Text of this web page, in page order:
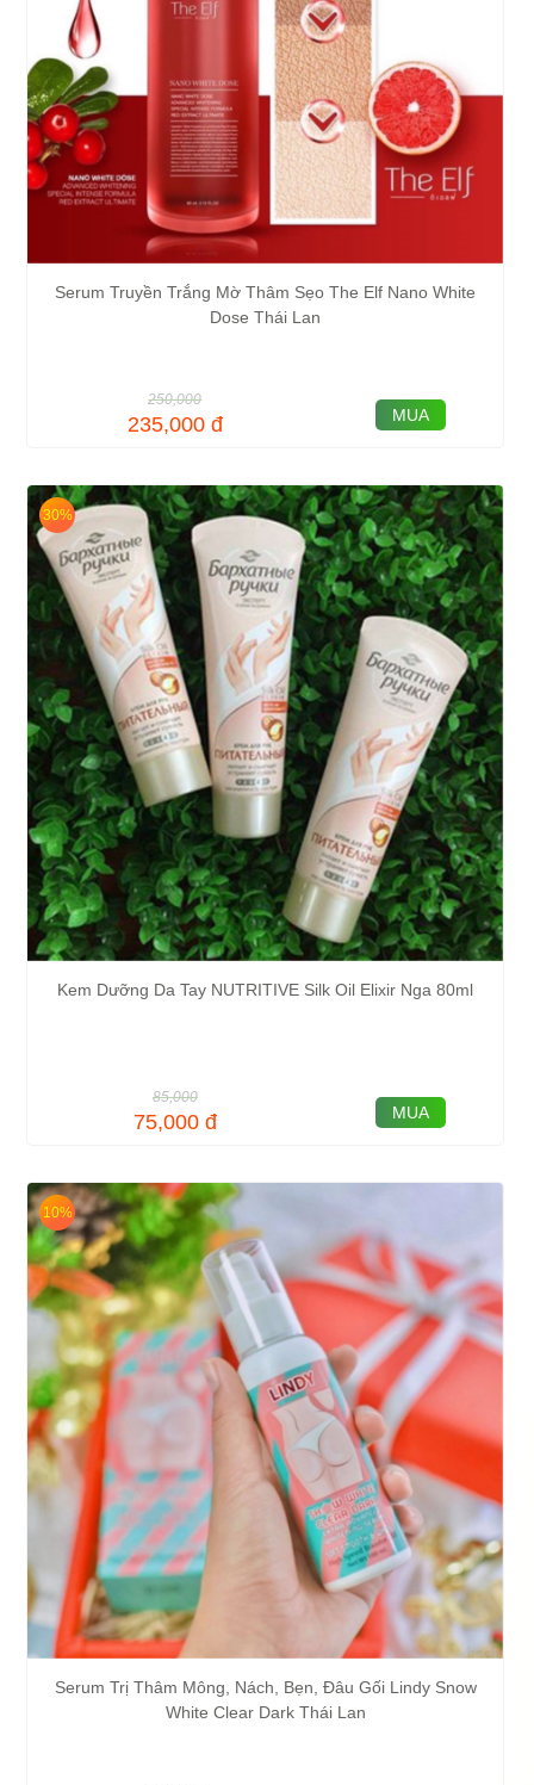
Serum Truyền Trắng Mờ Thâm Sẹo The Elf Nano White
Dose Thái Lan
250,000
235,000 đ MUA
30%
Kem Dưỡng Da Tay NUTRITIVE Silk Oil Elixir Nga 80ml
85,000
75,000 đ MUA
10%
Serum Trị Thâm Mông, Nách, Bẹn, Đâu Gối Lindy Snow
White Clear Dark Thái Lan